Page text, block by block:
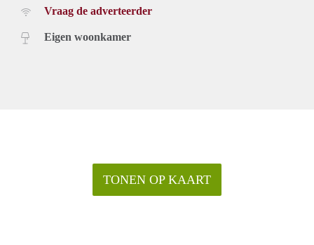
Vraag de adverteerder
Eigen woonkamer
TONEN OP KAART